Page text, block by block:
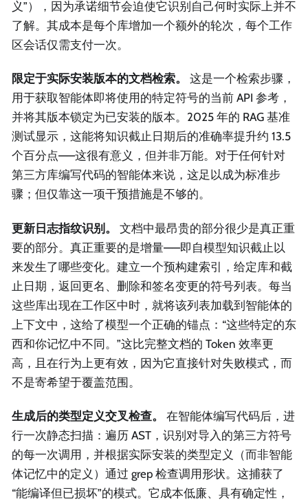
义”），因为承诺细节会迫使它识别自己何时实际上并不
了解。其成本是每个库增加一个额外的轮次，每个工作
区会话仅需支付一次。
限定于实际安装版本的文档检索。
这是一个检索步骤，
用于获取智能体即将使用的特定符号的当前 API 参考，
并将其版本锁定为已安装的版本。2025 年的 RAG 基准
测试显示，这能将知识截止日期后的准确率提升约 13.5
个百分点——这很有意义，但并非万能。对于任何针对
第三方库编写代码的智能体来说，这足以成为标准步
骤；但仅靠这一项干预措施是不够的。
更新日志指纹识别。
文档中最昂贵的部分很少是真正重
要的部分。真正重要的是增量——即自模型知识截止以
来发生了哪些变化。建立一个预构建索引，给定库和截
止日期，返回更名、删除和签名变更的符号列表。每当
这些库出现在工作区中时，就将该列表加载到智能体的
上下文中，这给了模型一个正确的锚点：“这些特定的东
西和你记忆中不同。”这比完整文档的 Token 效率更
高，且在行为上更有效，因为它直接针对失败模式，而
不是寄希望于覆盖范围。
生成后的类型定义交叉检查。
在智能体编写代码后，进
行一次静态扫描：遍历 AST，识别对导入的第三方符号
的每一次调用，并根据实际安装的类型定义（而非智能
体记忆中的定义）通过 grep 检查调用形状。这捕获了
“能编译但已损坏”的模式。它成本低廉、具有确定性，